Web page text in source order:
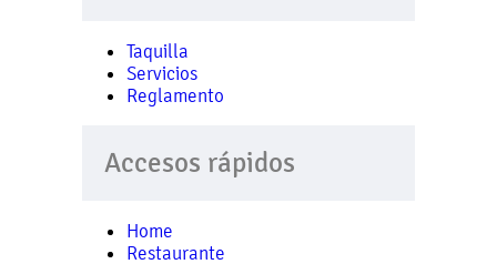
Taquilla
Servicios
Reglamento
Accesos rápidos
Home
Restaurante